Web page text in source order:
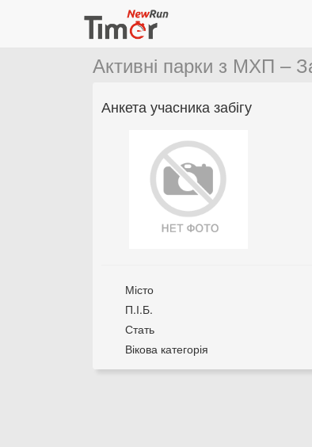
Активні парки з МХП –
Анкета учасника забігу
Місто
П.І.Б.
Стать
Вікова категорія